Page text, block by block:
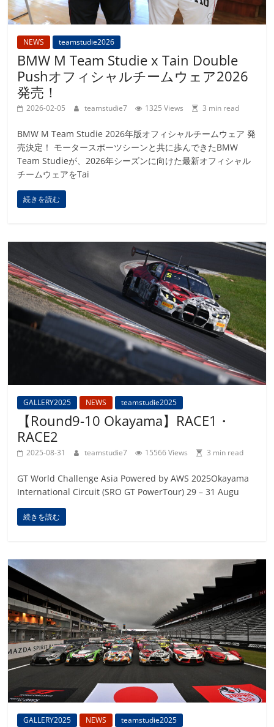
NEWS teamstudie2026
BMW M Team Studie x Tain Double
Pushオフィシャルチームウェア2026
発売！
2026-02-05 teamstudie7 1325 Views 3 min read
BMW M Team Studie 2026年版オフィシャルチームウェア 発
売決定！ モータースポーツシーンと共に歩んできたBMW
Team Studieが、2026年シーズンに向けた最新オフィシャル
チームウェアをTai
続きを読む
GALLERY2025 NEWS teamstudie2025
【Round9-10 Okayama】RACE1・
RACE2
2025-08-31 teamstudie7 15566 Views 3 min read
GT World Challenge Asia Powered by AWS 2025Okayama
International Circuit (SRO GT PowerTour) 29 – 31 Augu
続きを読む
GALLERY2025 NEWS teamstudie2025